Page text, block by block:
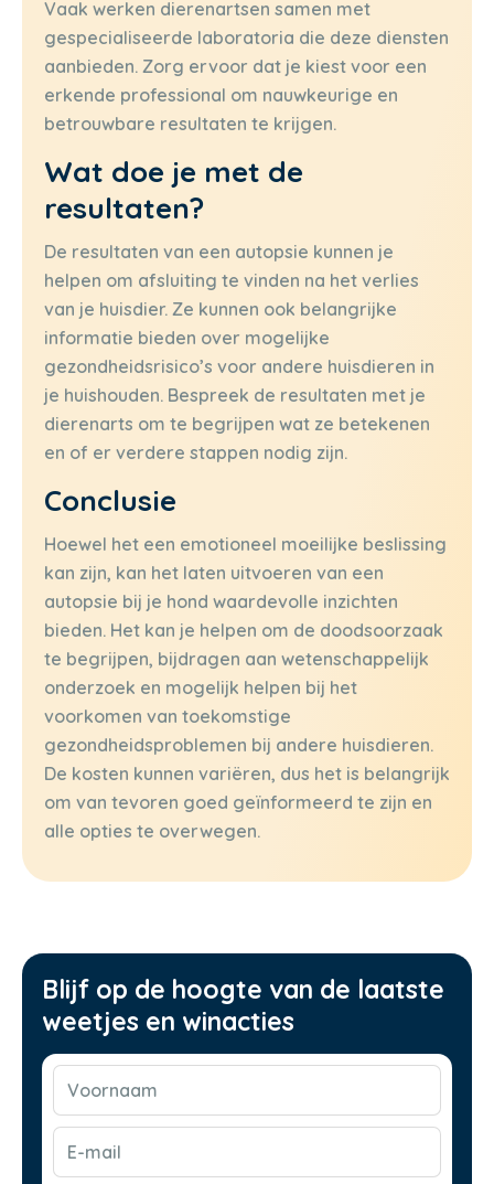
Vaak werken dierenartsen samen met
gespecialiseerde laboratoria die deze diensten
aanbieden. Zorg ervoor dat je kiest voor een
erkende professional om nauwkeurige en
betrouwbare resultaten te krijgen.
Wat doe je met de
resultaten?
De resultaten van een autopsie kunnen je
helpen om afsluiting te vinden na het verlies
van je huisdier. Ze kunnen ook belangrijke
informatie bieden over mogelijke
gezondheidsrisico’s voor andere huisdieren in
je huishouden. Bespreek de resultaten met je
dierenarts om te begrijpen wat ze betekenen
en of er verdere stappen nodig zijn.
Conclusie
Hoewel het een emotioneel moeilijke beslissing
kan zijn, kan het laten uitvoeren van een
autopsie bij je hond waardevolle inzichten
bieden. Het kan je helpen om de doodsoorzaak
te begrijpen, bijdragen aan wetenschappelijk
onderzoek en mogelijk helpen bij het
voorkomen van toekomstige
gezondheidsproblemen bij andere huisdieren.
De kosten kunnen variëren, dus het is belangrijk
om van tevoren goed geïnformeerd te zijn en
alle opties te overwegen.
Blijf op de hoogte van de laatste
weetjes en winacties
mail